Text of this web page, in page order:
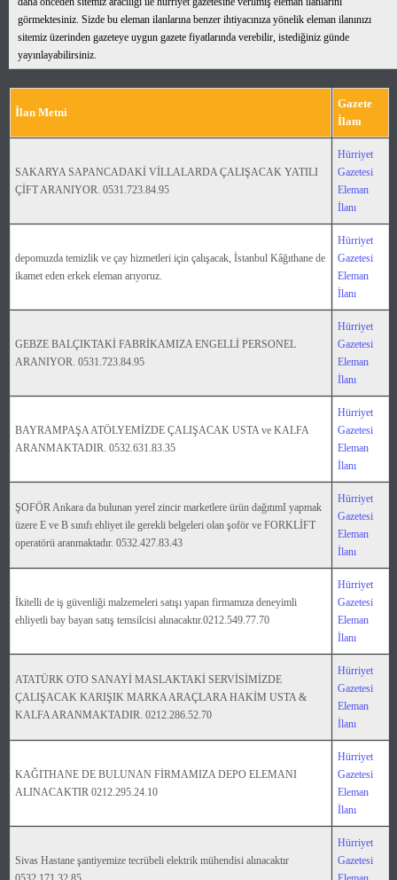
görmektesiniz. Sizde bu eleman ilanlarına benzer ihtiyacınıza yönelik eleman ilanınızı
sitemiz üzerinden gazeteye uygun gazete fiyatlarında verebilir, istediğiniz günde
yayınlayabilirsiniz.
İlan Metni
Gazete
İlanı
SAKARYA SAPANCADAKİ VİLLALARDA ÇALIŞACAK YATILI
ÇİFT ARANIYOR. 0531.723.84.95
Hürriyet
Gazetesi
Eleman
İlanı
depomuzda temizlik ve çay hizmetleri için çalışacak, İstanbul Kâğıthane de
ikamet eden erkek eleman arıyoruz.
Hürriyet
Gazetesi
Eleman
İlanı
GEBZE BALÇIKTAKİ FABRİKAMIZA ENGELLİ PERSONEL
ARANIYOR. 0531.723.84.95
Hürriyet
Gazetesi
Eleman
İlanı
BAYRAMPAŞA ATÖLYEMİZDE ÇALIŞACAK USTA ve KALFA
ARANMAKTADIR. 0532.631.83.35
Hürriyet
Gazetesi
Eleman
İlanı
ŞOFÖR Ankara da bulunan yerel zincir marketlere ürün dağıtımI yapmak
üzere E ve B sınıfı ehliyet ile gerekli belgeleri olan şoför ve FORKLİFT
operatörü aranmaktadır. 0532.427.83.43
Hürriyet
Gazetesi
Eleman
İlanı
İkitelli de iş güvenliği malzemeleri satışı yapan firmamıza deneyimli
ehliyetli bay bayan satış temsilcisi alınacaktır.0212.549.77.70
Hürriyet
Gazetesi
Eleman
İlanı
ATATÜRK OTO SANAYİ MASLAKTAKİ SERVİSİMİZDE
ÇALIŞACAK KARIŞIK MARKA ARAÇLARA HAKİM USTA &
KALFA ARANMAKTADIR. 0212.286.52.70
Hürriyet
Gazetesi
Eleman
İlanı
KAĞITHANE DE BULUNAN FİRMAMIZA DEPO ELEMANI
ALINACAKTIR 0212.295.24.10
Hürriyet
Gazetesi
Eleman
İlanı
Sivas Hastane şantiyemize tecrübeli elektrik mühendisi alınacaktır
Hürriyet
Gazetesi